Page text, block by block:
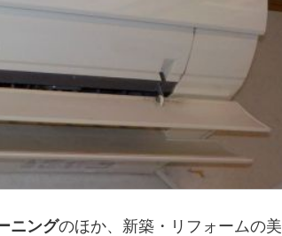
ニングのほか、新築・リフォームの美